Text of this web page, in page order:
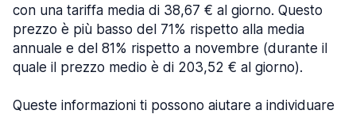
con una tariffa media di 38,67 € al giorno. Questo
prezzo è più basso del 71% rispetto alla media
annuale e del 81% rispetto a novembre (durante il
quale il prezzo medio è di 203,52 € al giorno).
Queste informazioni ti possono aiutare a individuare